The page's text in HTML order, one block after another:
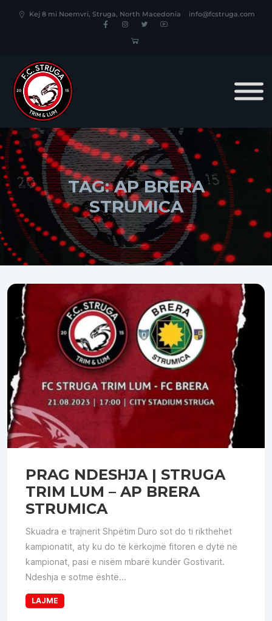
Kej 8 mi Noemvri, Struga, North Macedonia info@fcstruga.com
TAG:AP BRERA
STRUMICA
PRAG NDESHJA | STRUGA
TRIM LUM – AP BRERA
STRUMICA
Skuadra e trajnerit Shpëtim Duro sot do ti rikthehet
kampionatit, aty ku do të kërkojmë fitoren e dytë në
kampionat, pasi e nisëm mbarë kundër Gostivarit.
Ndeshja e sotme është...
LAJME